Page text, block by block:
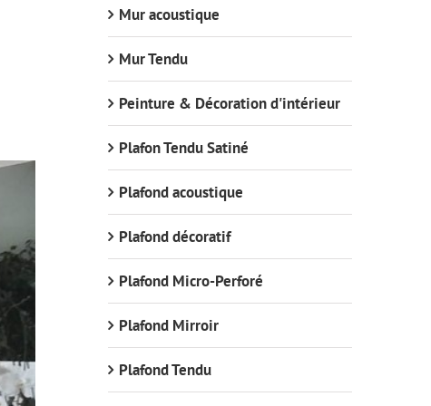
Mur acoustique
Mur Tendu
Peinture & Décoration d'intérieur
Plafon Tendu Satiné
Plafond acoustique
Plafond décoratif
Plafond Micro-Perforé
Plafond Mirroir
Plafond Tendu